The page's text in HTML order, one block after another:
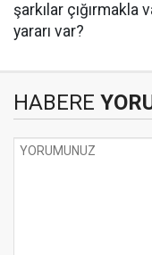
şarkılar
yararı var?
HABERE